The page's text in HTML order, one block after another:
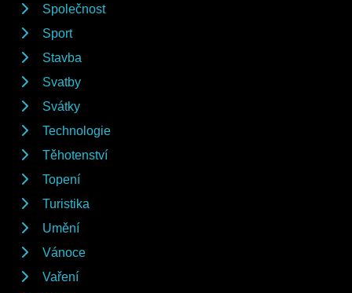
Společnost
Sport
Stavba
Svatby
Svátky
Technologie
Těhotenství
Topení
Turistika
Umění
Vánoce
Vaření